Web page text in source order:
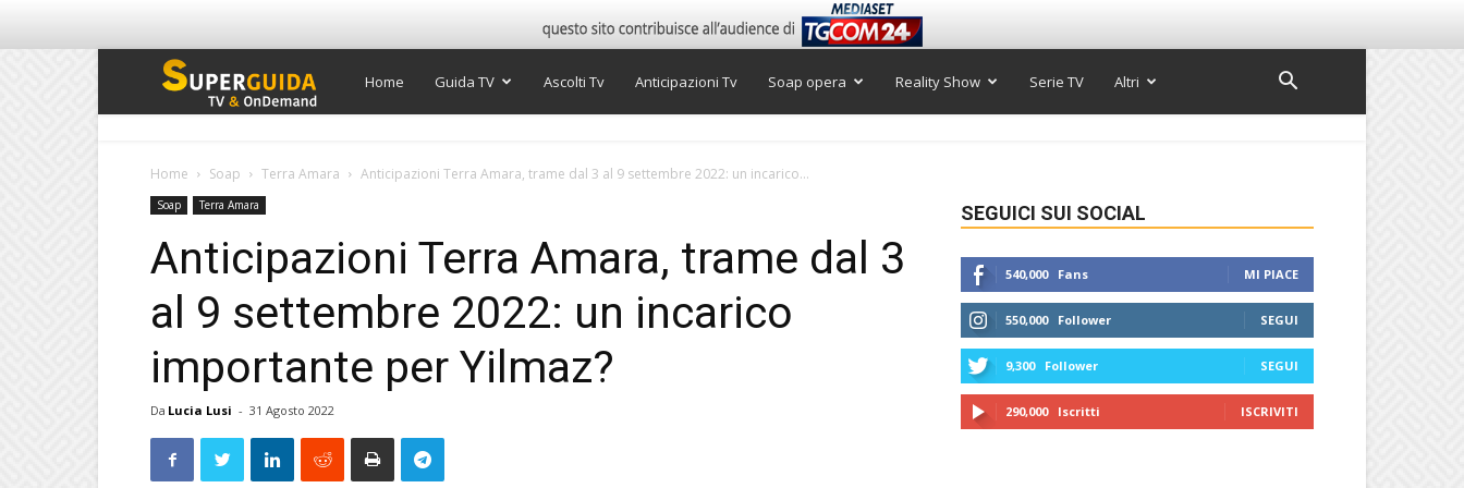
Super
Home Guida TV Ascolti Tv Anticipazioni Tv Soap opera Reality Show Serie TV Altri
Home Soap Terra Amara Anticipazioni Terra Amara, trame dal 3 al 9 settembre 2022: un incarico...
Soap Terra Amara
Anticipazioni Terra Amara, trame dal 3
al 9 settembre 2022: un incarico
importante per Yilmaz?
Da Lucia Lusi - 31 Agosto 2022
SEGUICI SUI SOCIAL
540,000 Fans MI PIACE
550,000 Follower SEGUI
9,300 Follower SEGUI
290,000 Iscritti ISCRIVITI